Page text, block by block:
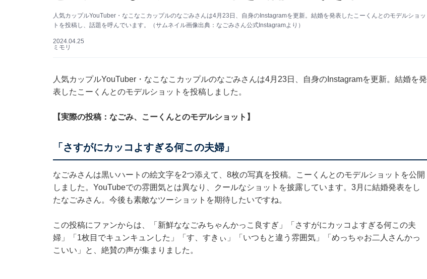
人気カップルYouTuber・なこなこカップルのなごみさんは4月23日、自身のInstagramを更新。結婚を発表したこーくんとのモデルショッ
トを投稿し、話題を呼んでいます。（サムネイル画像出典：なごみさん公式Instagramより）
2024.04.25
ミモリ
人気カップルYouTuber・なこなこカップルのなごみさんは4月23日、自身のInstagramを更新。結婚を発
表したこーくんとのモデルショットを投稿しました。
【実際の投稿：なごみ、こーくんとのモデルショット】
「さすがにカッコよすぎる何この夫婦」
なごみさんは黒いハートの絵文字を2つ添えて、8枚の写真を投稿。こーくんとのモデルショットを公開
しました。YouTubeでの雰囲気とは異なり、クールなショットを披露しています。3月に結婚発表をし
たなごみさん。今後も素敵なツーショットを期待したいですね。
この投稿にファンからは、「新鮮ななごみちゃんかっこ良すぎ」「さすがにカッコよすぎる何この夫
婦」「1枚目でキュンキュンした」「す、すきぃ」「いつもと違う雰囲気」「めっちゃお二人さんかっ
こいい」と、絶賛の声が集まりました。